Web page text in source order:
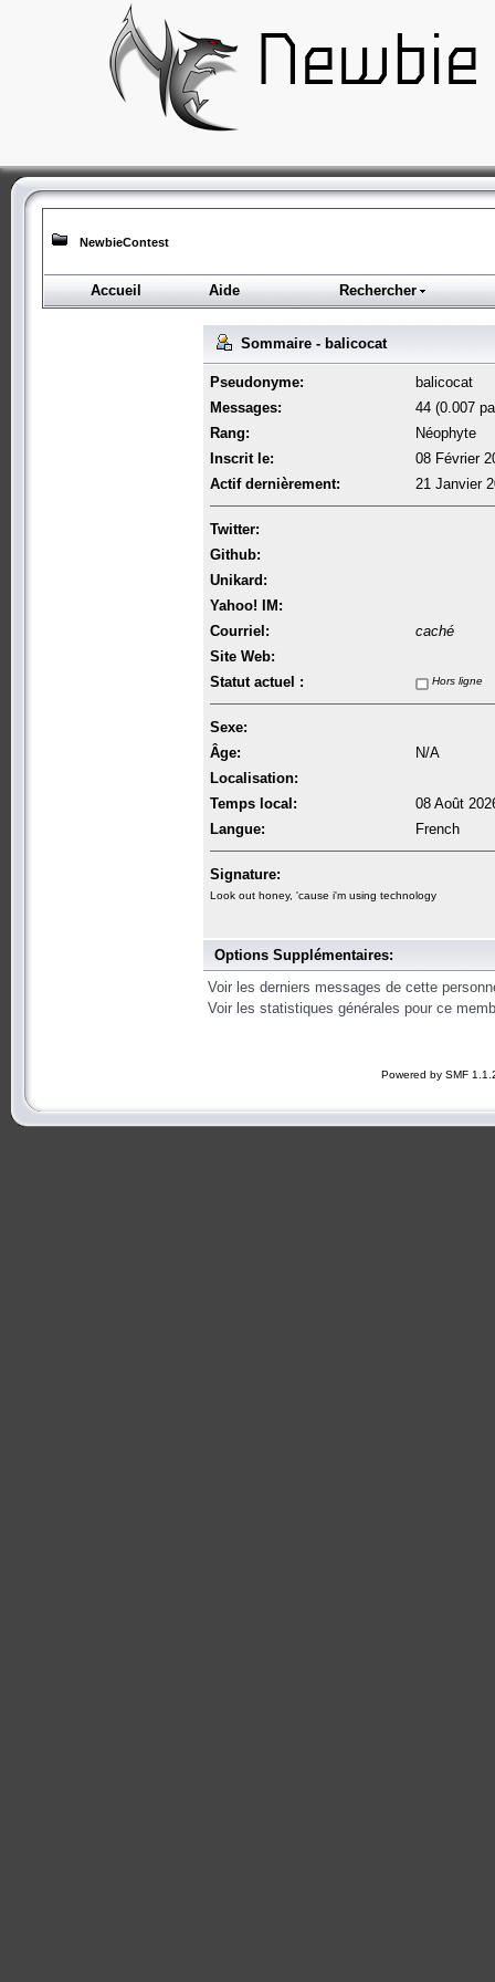
NewbieContest
Accueil Aide Rechercher
Sommaire - balicocat
Pseudonyme:
balicocat
Messages:
44 (0.007
Rang:
Néophyte
Inscrit le:
08 Février
Actif dernièrement:
21 Janvier
Twitter:
Github:
Unikard:
Yahoo! IM:
Courriel:
caché
Site Web:
Statut actuel :
Hors ligne
Sexe:
Âge:
N/A
Localisation:
Temps local:
08 Août
Langue:
French
Signature:
Look out honey, 'cause i'm using technology
Options Supplémentaires:
Voir les derniers messages de cette
Voir les statistiques générales pour ce
Powered by SMF